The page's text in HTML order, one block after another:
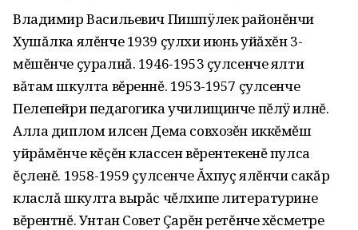
Владимир Васильевич Пишпÿлек районĕнчи
Хушăлка ялĕнче 1939 çулхи июнь уйăхĕн 3-
мĕшĕнче çуралнă. 1946-1953 çулсенче ялти
вăтам шкулта вĕреннĕ. 1953-1957 çулсенче
Пелепейри педагогика училищинче пĕлÿ илнĕ.
Алла диплом илсен Дема совхозĕн иккĕмĕш
уйрăмĕнче кĕçĕн классен вĕрентекенĕ пулса
ĕçленĕ. 1958-1959 çулсенче Ăхпуç ялĕнчи сакăр
класлă шкулта вырăс чĕлхипе литературине
вĕрентнĕ. Унтан Совет Çарĕн ретĕнче хĕсметре